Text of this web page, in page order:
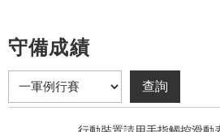
守備成績